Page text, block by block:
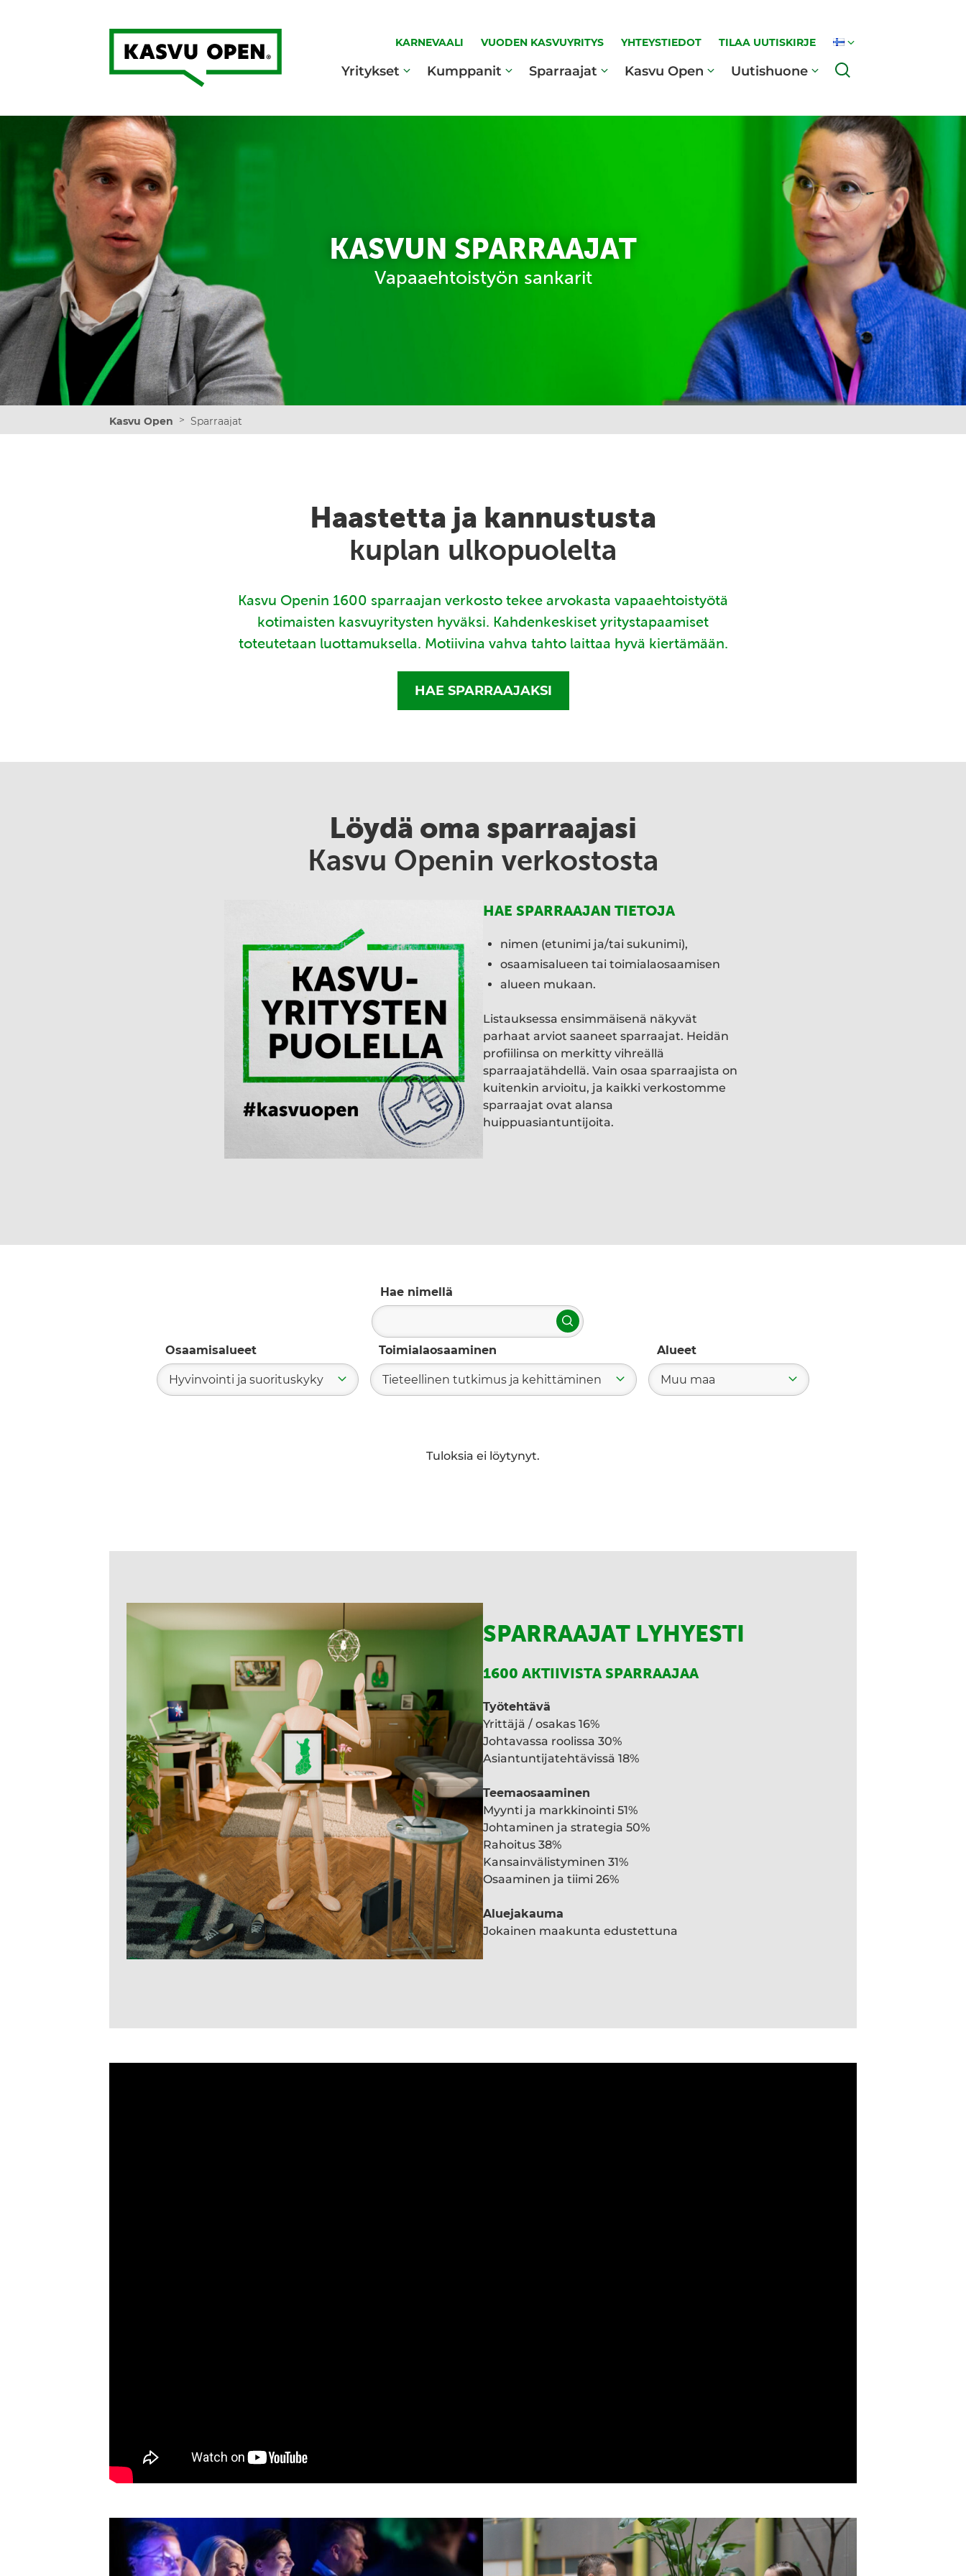
Kasvu Open
KARNEVAALI VUODEN KASVUYRITYS YHTEYSTIEDOT TILAA UUTISKIRJE
Yritykset Kumppanit Sparraajat Kasvu Open Uutishuone
KASVUN SPARRAAJAT
Vapaaehtoistyön sankarit
Kasvu Open > Sparraajat
Haastetta ja kannustusta
kuplan ulkopuolelta
Kasvu Openin 1600 sparraajan verkosto tekee arvokasta vapaaehtoistyötä
kotimaisten kasvuyritysten hyväksi. Kahdenkeskiset yritystapaamiset
toteutetaan luottamuksella. Motiivina vahva tahto laittaa hyvä kiertämään.
HAE SPARRAAJAKSI
Löydä oma sparraajasi
Kasvu Openin verkostosta
HAE SPARRAAJAN TIETOJA
nimen (etunimi ja/tai sukunimi),
osaamisalueen tai toimialaosaamisen
alueen mukaan.
Listauksessa ensimmäisenä näkyvät
parhaat arviot saaneet sparraajat. Heidän
profiilinsa on merkitty vihreällä
sparraajatähdellä. Vain osaa sparraajista on
kuitenkin arvioitu, ja kaikki verkostomme
sparraajat ovat alansa
huippuasiantuntijoita.
Hae nimellä
Hae
Osaamisalueet
Hyvinvointi ja suorituskyky
Toimialaosaaminen
Tieteellinen tutkimus ja kehittäminen
Alueet
Muu maa
Tuloksia ei löytynyt.
SPARRAAJAT LYHYESTI
1600 AKTIIVISTA SPARRAAJAA
Työtehtävä
Yrittäjä / osakas 16%
Johtavassa roolissa 30%
Asiantuntijatehtävissä 18%
Teemaosaaminen
Myynti ja markkinointi 51%
Johtaminen ja strategia 50%
Rahoitus 38%
Kansainvälistyminen 31%
Osaaminen ja tiimi 26%
Aluejakauma
Jokainen maakunta edustettuna